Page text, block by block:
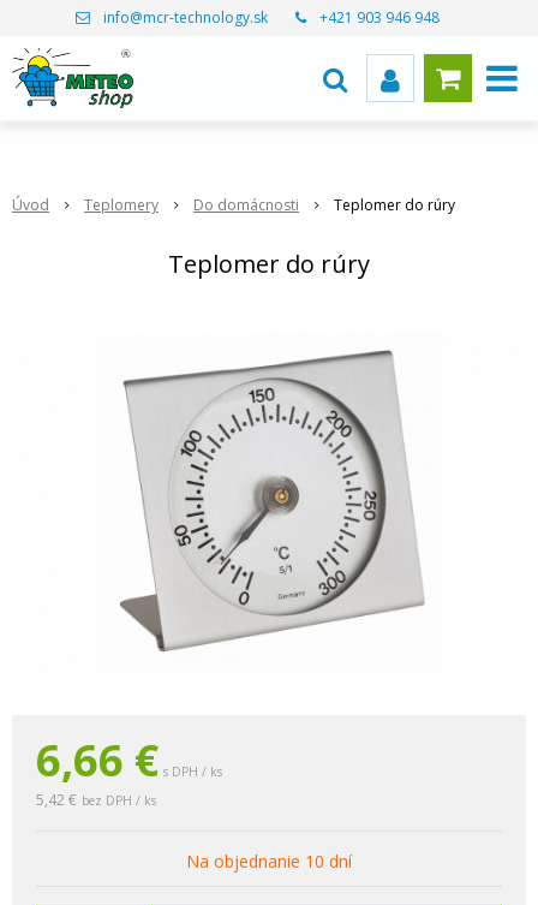
info@mcr-technology.sk +421 903 946 948
Úvod Teplomery Do domácnosti Teplomer do rúry
Teplomer do rúry
6,66 € s DPH / ks
5,42 € bez DPH / ks
Na objednanie 10 dní